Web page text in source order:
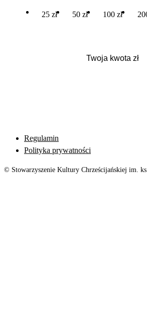
25 zł 50 zł 100 zł
Regulamin
Polityka prywatności
© Stowarzyszenie Kultury Chrześcijańskiej im.